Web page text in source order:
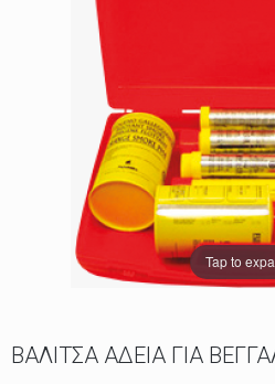
Tap to
ΒΑΛΙΤΣΑ ΑΔΕΙΑ ΓΙΑ